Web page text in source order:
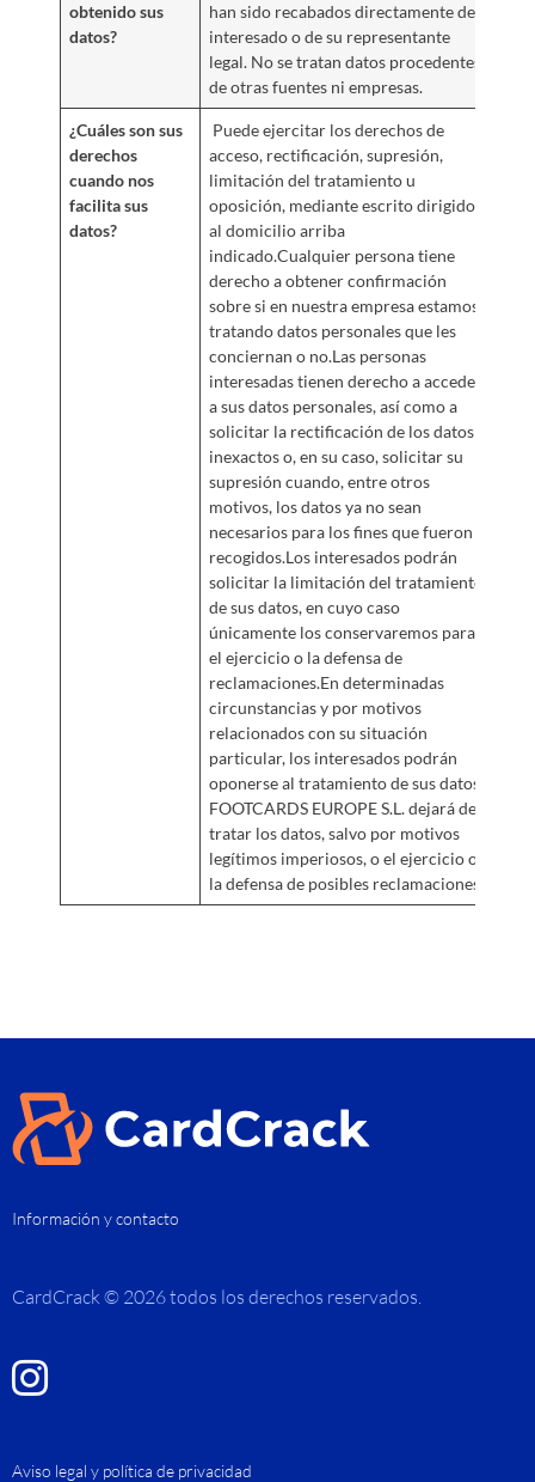
obtenido sus
datos?
han sido recabados directamente del
interesado o de su representante
legal. No se tratan datos procedentes
de otras fuentes ni empresas.
¿Cuáles son sus
derechos
cuando nos
facilita sus
datos?
Puede ejercitar los derechos de
acceso, rectificación, supresión,
limitación del tratamiento u
oposición, mediante escrito dirigido
al domicilio arriba
indicado.Cualquier persona tiene
derecho a obtener confirmación
sobre si en nuestra empresa estamos
tratando datos personales que les
conciernan o no.Las personas
interesadas tienen derecho a acceder
a sus datos personales, así como a
solicitar la rectificación de los datos
inexactos o, en su caso, solicitar su
supresión cuando, entre otros
motivos, los datos ya no sean
necesarios para los fines que fueron
recogidos.Los interesados podrán
solicitar la limitación del tratamiento
de sus datos, en cuyo caso
únicamente los conservaremos para
el ejercicio o la defensa de
reclamaciones.En determinadas
circunstancias y por motivos
relacionados con su situación
particular, los interesados podrán
oponerse al tratamiento de sus datos.
FOOTCARDS EUROPES.L. dejará de
tratar los datos, salvo por motivos
legítimos imperiosos, o el ejercicio o
la defensa de posibles reclamaciones.
Información y contacto
CardCrack © 2026 todos los derechos reservados.
Aviso legal y política de privacidad